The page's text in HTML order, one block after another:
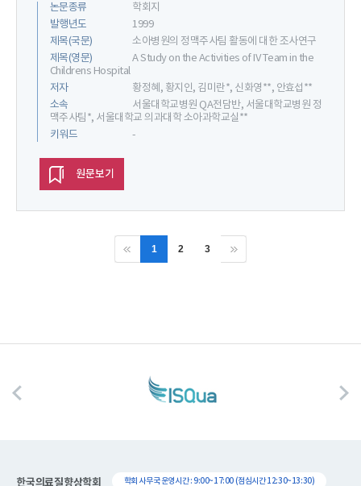
논문종류
학회지
발행년도
1999
제목(국문)
소아병원의 정맥주사팀 활동에 대한 조사연구
제목(영문)
A Study on the Activities of IV Team in the
Childrens Hospital
저자
황정혜, 황지인, 김미란*, 신화영**, 안효섭**
소속
서울대학교병원 QA전담반, 서울대학교병원 정
맥주사팀*, 서울대학교 의과대학 소아과학교실**
키워드
-
원문보기
1 2 3
한국의료질향상학회 학회 사무국 운영시간 : 9:00~17:00 (점심시간 12:30~13:30)